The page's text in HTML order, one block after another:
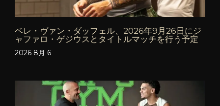
ベレ・ヴァン・ダッフェル、2026年9月26日にジ
ャファロ・ゲジウスとタイトルマッチを行う予定
2026 8月 6